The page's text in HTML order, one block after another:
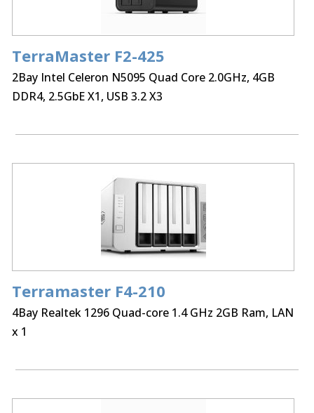
λειτουργεί ως κέντρο πολύμεσων
Δυνατότητα απομακρυσμένης πρόσβασης των
αρχείων μέσω Internet από το TNAS,
Υποστηρίζει το νέο λειτουργικό σύστημα TOS 5.1
TerraMaster F2-425
2Bay Intel Celeron N5095 Quad Core 2.0GHz, 4GB
DDR4, 2.5GbE X1, USB 3.2 X3
Terramaster F4-210
4Bay Realtek 1296 Quad-core 1.4 GHz 2GB Ram, LAN
x 1